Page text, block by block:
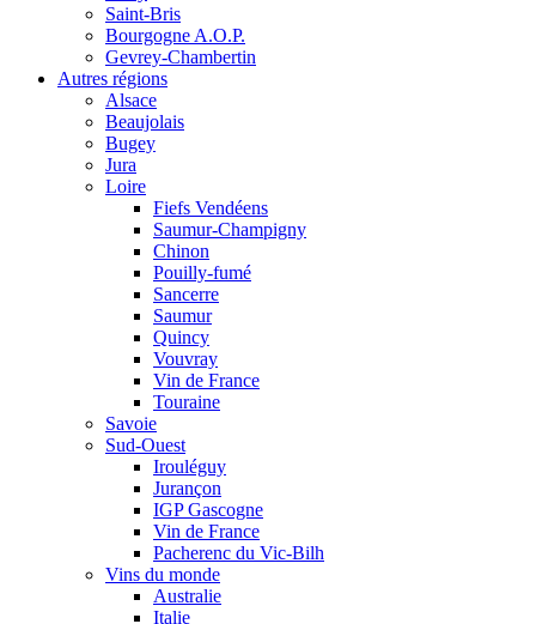
Saint-Bris
Bourgogne A.O.P.
Gevrey-Chambertin
Autres régions
Alsace
Beaujolais
Bugey
Jura
Loire
Fiefs Vendéens
Saumur-Champigny
Chinon
Pouilly-fumé
Sancerre
Saumur
Quincy
Vouvray
Vin de France
Touraine
Savoie
Sud-Ouest
Irouléguy
Jurançon
IGP Gascogne
Vin de France
Pacherenc du Vic-Bilh
Vins du monde
Australie
Italie